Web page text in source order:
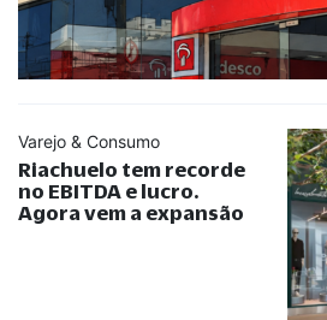
Varejo & Consumo
Riachuelo tem recorde
no EBITDA e lucro.
Agora vem a expansão